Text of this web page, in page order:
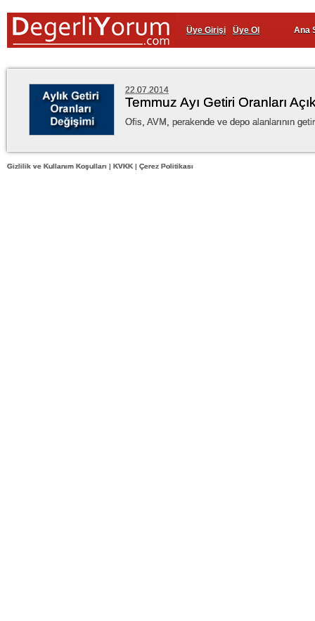
Üye Girişi Üye Ol Ana
22.07.2014
Temmuz Ayı Getiri Oranları
Ofis, AVM, perakende ve depo alanlarının
Gizlilik ve Kullanım Koşulları | KVKK | Çerez Politikası